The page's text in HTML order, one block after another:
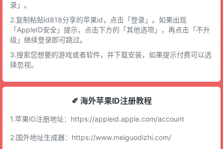
录」。
2.复制粘贴id818分享的苹果id，点击「登录」。如果出现
「AppleID安全」提示，点击下方的「其他选项」，再点击「不升
级」继续登录即可跳过。
3.搜索您想要的游戏或者软件，并下载安装，如果提示付费可以选
择忽视。
✐ 海外苹果ID注册教程
1.苹果ID注册地址： https://appleid.apple.com/account
2.国外地址生成器： https://www.meiguodizhi.com/